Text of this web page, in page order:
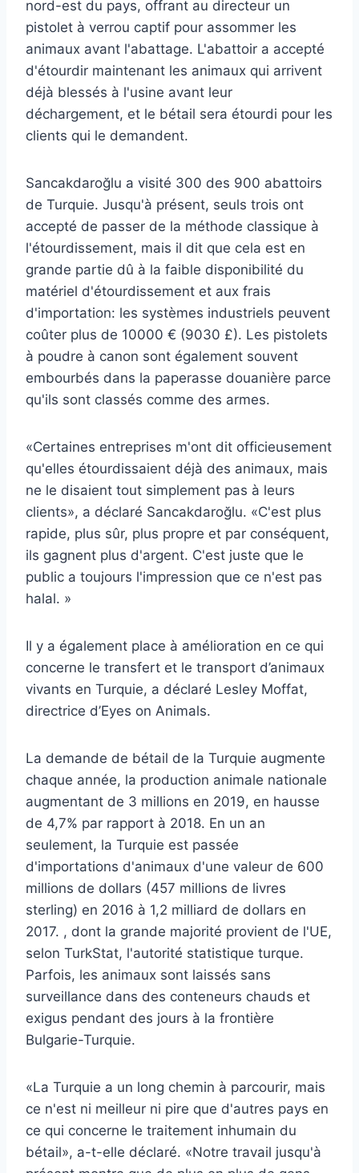
nord-est du pays, offrant au directeur un
pistolet à verrou captif pour assommer les
animaux avant l'abattage. L'abattoir a accepté
d'étourdir maintenant les animaux qui arrivent
déjà blessés à l'usine avant leur
déchargement, et le bétail sera étourdi pour les
clients qui le demandent.
Sancakdaroğlu a visité 300 des 900 abattoirs
de Turquie. Jusqu'à présent, seuls trois ont
accepté de passer de la méthode classique à
l'étourdissement, mais il dit que cela est en
grande partie dû à la faible disponibilité du
matériel d'étourdissement et aux frais
d'importation: les systèmes industriels peuvent
coûter plus de 10000 € (9030 £). Les pistolets
à poudre à canon sont également souvent
embourbés dans la paperasse douanière parce
qu'ils sont classés comme des armes.
«Certaines entreprises m'ont dit officieusement
qu'elles étourdissaient déjà des animaux, mais
ne le disaient tout simplement pas à leurs
clients», a déclaré Sancakdaroğlu. «C'est plus
rapide, plus sûr, plus propre et par conséquent,
ils gagnent plus d'argent. C'est juste que le
public a toujours l'impression que ce n'est pas
halal. »
Il y a également place à amélioration en ce qui
concerne le transfert et le transport d’animaux
vivants en Turquie, a déclaré Lesley Moffat,
directrice d’Eyes on Animals.
La demande de bétail de la Turquie augmente
chaque année, la production animale nationale
augmentant de 3 millions en 2019, en hausse
de 4,7% par rapport à 2018. En un an
seulement, la Turquie est passée
d'importations d'animaux d'une valeur de 600
millions de dollars (457 millions de livres
sterling) en 2016 à 1,2 milliard de dollars en
2017. , dont la grande majorité provient de l'UE,
selon TurkStat, l'autorité statistique turque.
Parfois, les animaux sont laissés sans
surveillance dans des conteneurs chauds et
exigus pendant des jours à la frontière
Bulgarie-Turquie.
«La Turquie a un long chemin à parcourir, mais
ce n'est ni meilleur ni pire que d'autres pays en
ce qui concerne le traitement inhumain du
bétail», a-t-elle déclaré. «Notre travail jusqu'à